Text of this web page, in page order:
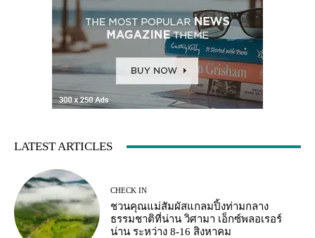
LATEST ARTICLES
CHECK IN
ชวนคุณแม่สัมผัสแกลมปิ้งท่ามกลาง
ธรรมชาติที่น่าน วิศามา เอ็กซ์พลอเรอร์
น่าน ระหว่าง 8-16 สิงหาคม